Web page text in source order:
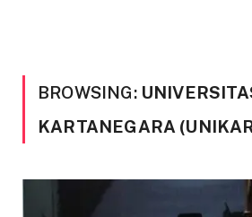
BROWSING:
KARTANEGARA